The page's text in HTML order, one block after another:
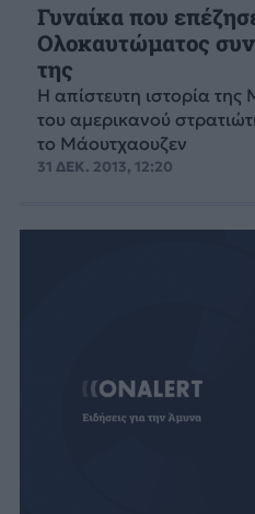
Γυναίκα που
Ολοκαυτώματος
της
Η απίστευτη ιστορία
του αμερικανού
το Μάουτχαουζεν
31 ΔΕΚ. 2013, 12:20